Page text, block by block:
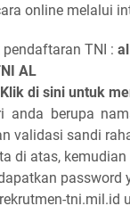
online melalui
TNI :
AL
Klik di sini untuk
anda berupa
validasi sandi
di atas,
tni.mil.id